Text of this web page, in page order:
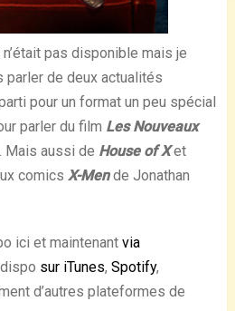
n’était pas disponible mais je
parler de deux actualités
pour un format un peu spécial
parler du film Les Nouveaux
Mais aussi de House of Xet
comics X-Mende Jonathan
ici et maintenant via
sur iTunes, Spotify,
d’autres plateformes de